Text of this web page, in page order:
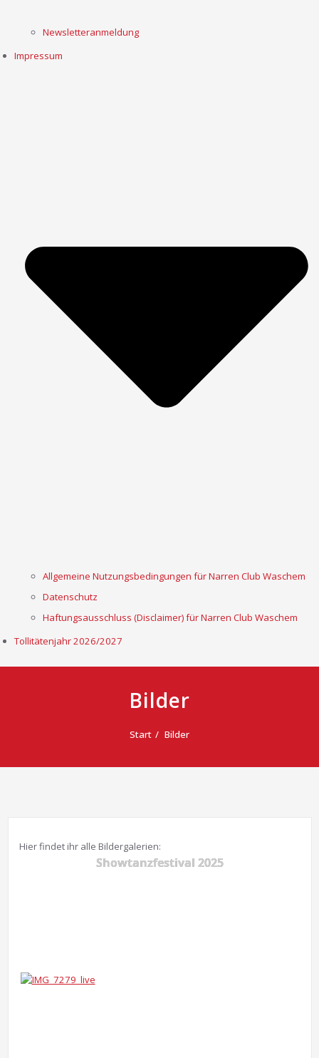
Newsletteranmeldung
Impressum
Allgemeine Nutzungsbedingungen für Narren Club Waschem
Datenschutz
Haftungsausschluss (Disclaimer) für Narren Club Waschem
Tollitätenjahr 2026/2027
Bilder
Start Bilder
Hier findet ihr alle Bildergalerien:
Showtanzfestival 2025